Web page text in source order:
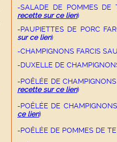
-SALADE DE POMMES DE
recette sur ce lien)
-PAUPIETTES DE PORC
sur ce lien)
-CHAMPIGNONS FARCIS
-DUXELLE DE
-POÊLÉE DE
recette sur ce lien)
-POÊLÉE DE
ce lien)
-POÊLÉE DE POMMES DE